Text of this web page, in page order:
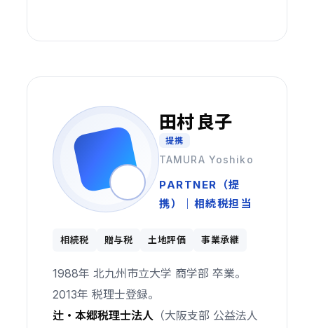
田村 良子
提携
TAMURA Yoshiko
PARTNER（提
携）｜相続税担当
相続税 贈与税 土地評価 事業承継
1988年 北九州市立大学 商学部 卒業。
2013年 税理士登録。
辻・本郷税理士法人 （大阪支部 公益法人